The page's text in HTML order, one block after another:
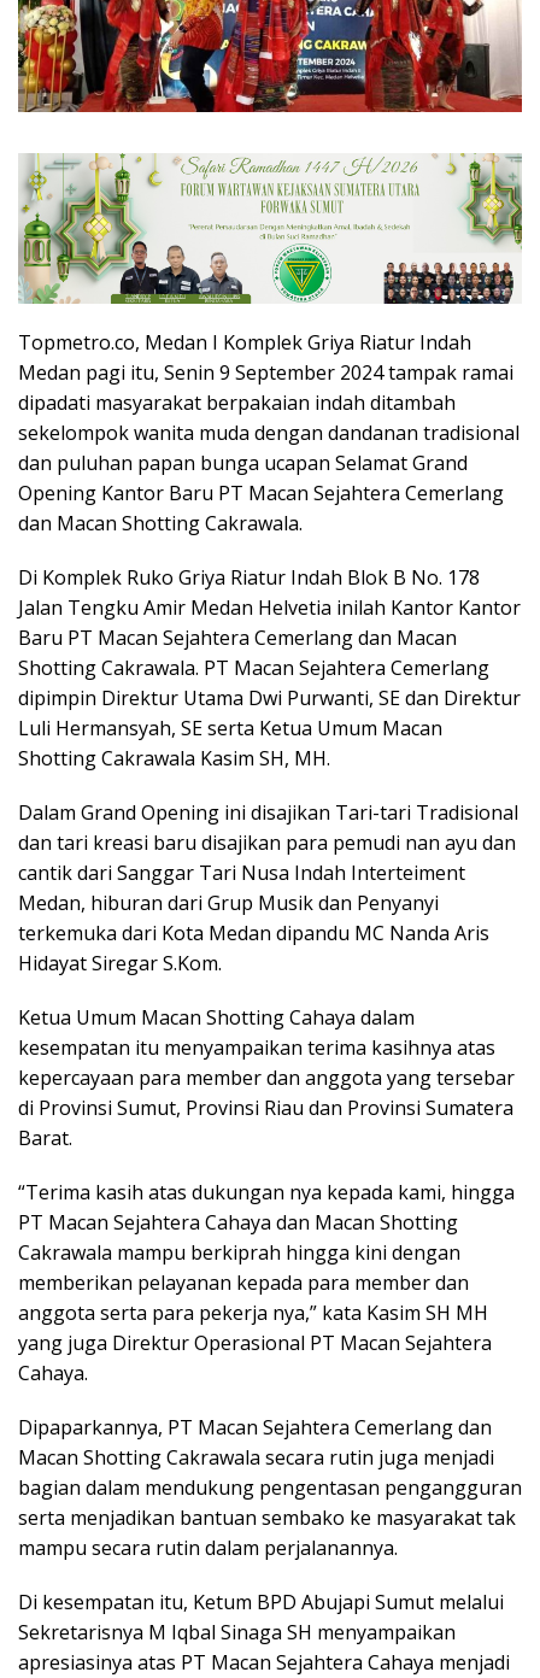
Topmetro.co, Medan I Komplek Griya Riatur Indah
Medan pagi itu, Senin 9 September 2024 tampak ramai
dipadati masyarakat berpakaian indah ditambah
sekelompok wanita muda dengan dandanan tradisional
dan puluhan papan bunga ucapan Selamat Grand
Opening Kantor Baru PT Macan Sejahtera Cemerlang
dan Macan Shotting Cakrawala.
Di Komplek Ruko Griya Riatur Indah Blok B No. 178
Jalan Tengku Amir Medan Helvetia inilah Kantor Kantor
Baru PT Macan Sejahtera Cemerlang dan Macan
Shotting Cakrawala. PT Macan Sejahtera Cemerlang
dipimpin Direktur Utama Dwi Purwanti, SE dan Direktur
Luli Hermansyah, SE serta Ketua Umum Macan
Shotting Cakrawala Kasim SH, MH.
Dalam Grand Opening ini disajikan Tari-tari Tradisional
dan tari kreasi baru disajikan para pemudi nan ayu dan
cantik dari Sanggar Tari Nusa Indah Interteiment
Medan, hiburan dari Grup Musik dan Penyanyi
terkemuka dari Kota Medan dipandu MC Nanda Aris
Hidayat Siregar S.Kom.
Ketua Umum Macan Shotting Cahaya dalam
kesempatan itu menyampaikan terima kasihnya atas
kepercayaan para member dan anggota yang tersebar
di Provinsi Sumut, Provinsi Riau dan Provinsi Sumatera
Barat.
“Terima kasih atas dukungan nya kepada kami, hingga
PT Macan Sejahtera Cahaya dan Macan Shotting
Cakrawala mampu berkiprah hingga kini dengan
memberikan pelayanan kepada para member dan
anggota serta para pekerja nya,” kata Kasim SH MH
yang juga Direktur Operasional PT Macan Sejahtera
Cahaya.
Dipaparkannya, PT Macan Sejahtera Cemerlang dan
Macan Shotting Cakrawala secara rutin juga menjadi
bagian dalam mendukung pengentasan pengangguran
serta menjadikan bantuan sembako ke masyarakat tak
mampu secara rutin dalam perjalanannya.
Di kesempatan itu, Ketum BPD Abujapi Sumut melalui
Sekretarisnya M Iqbal Sinaga SH menyampaikan
apresiasinya atas PT Macan Sejahtera Cahaya menjadi